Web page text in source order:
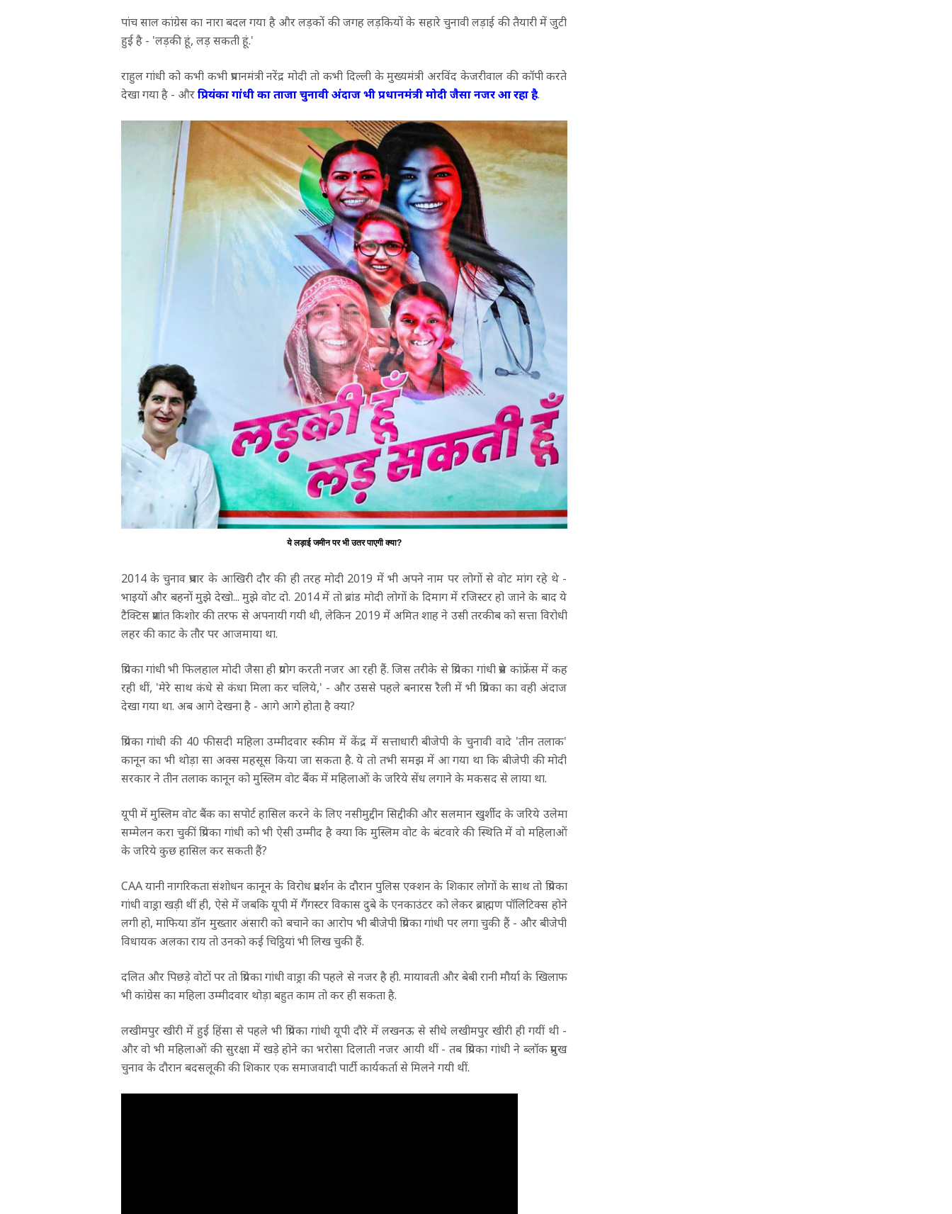
पांच साल कांग्रेस का नारा बदल गया है और लड़कों की जगह लड़कियों के सहारे चुनावी लड़ाई की तैयारी में जुटी
हुई है - 'लड़की हूं, लड़ सकती हूं.'
राहुल गांधी को कभी कभी प्रधानमंत्री नरेंद्र मोदी तो कभी दिल्ली के मुख्यमंत्री अरविंद केजरीवाल की कॉपी करते
देखा गया है - औरप्रियंका गांधी का ताजा चुनावी अंदाज भी प्रधानमंत्री मोदी जैसा नजर आ रहा है.
ये लड़ाई जमीन पर भी उतर पाएगी क्या?
2014 के चुनाव प्रचार के आखिरी दौर की ही तरह मोदी 2019 में भी अपने नाम पर लोगों से वोट मांग रहे थे -
भाइयों और बहनों मुझे देखो... मुझे वोट दो. 2014 में तो ब्रांड मोदी लोगों के दिमाग में रजिस्टर हो जाने के बाद ये
टैक्टिस प्रशांत किशोर की तरफ से अपनायी गयी थी, लेकिन 2019 में अमित शाह ने उसी तरकीब को सत्ता विरोधी
लहर की काट के तौर पर आजमाया था.
प्रियंका गांधी भी फिलहाल मोदी जैसा ही प्रयोग करती नजर आ रही हैं. जिस तरीके से प्रियंका गांधी प्रेस कांफ्रेंस में कह
रही थीं, 'मेरे साथ कंधे से कंधा मिला कर चलिये,' - और उससे पहले बनारस रैली में भी प्रियंका का वही अंदाज
देखा गया था. अब आगे देखना है - आगे आगे होता है क्या?
प्रियंका गांधी की 40 फीसदी महिला उम्मीदवार स्कीम में केंद्र में सत्ताधारी बीजेपी के चुनावी वादे 'तीन तलाक'
कानून का भी थोड़ा सा अक्स महसूस किया जा सकता है. ये तो तभी समझ में आ गया था कि बीजेपी की मोदी
सरकार ने तीन तलाक कानून को मुस्लिम वोट बैंक में महिलाओं के जरिये सेंध लगाने के मकसद से लाया था.
यूपी में मुस्लिम वोट बैंक का सपोर्ट हासिल करने के लिए नसीमुद्दीन सिद्दीकी और सलमान खुर्शीद के जरिये उलेमा
सम्मेलन करा चुकीं प्रियंका गांधी को भी ऐसी उम्मीद है क्या कि मुस्लिम वोट के बंटवारे की स्थिति में वो महिलाओं
के जरिये कुछ हासिल कर सकती हैं?
CAA यानी नागरिकता संशोधन कानून के विरोध प्रदर्शन के दौरान पुलिस एक्शन के शिकार लोगों के साथ तो प्रियंका
गांधी वाड्रा खड़ी थीं ही, ऐसे में जबकि यूपी में गैंगस्टर विकास दुबे के एनकाउंटर को लेकर ब्राह्मण पॉलिटिक्स होने
लगी हो, माफिया डॉन मुख्तार अंसारी को बचाने का आरोप भी बीजेपी प्रियंका गांधी पर लगा चुकी हैं - और बीजेपी
विधायक अलका राय तो उनको कई चिट्ठियां भी लिख चुकी हैं.
दलित और पिछड़े वोटों पर तो प्रियंका गांधी वाड्रा की पहले से नजर है ही. मायावती और बेबी रानी मौर्या के खिलाफ
भी कांग्रेस का महिला उम्मीदवार थोड़ा बहुत काम तो कर ही सकता है.
लखीमपुर खीरी में हुई हिंसा से पहले भी प्रियंका गांधी यूपी दौरे में लखनऊ से सीधे लखीमपुर खीरी ही गयीं थी -
और वो भी महिलाओं की सुरक्षा में खड़े होने का भरोसा दिलाती नजर आयी थीं - तब प्रियंका गांधी ने ब्लॉक प्रमुख
चुनाव के दौरान बदसलूकी की शिकार एक समाजवादी पार्टी कार्यकर्ता से मिलने गयी थीं.